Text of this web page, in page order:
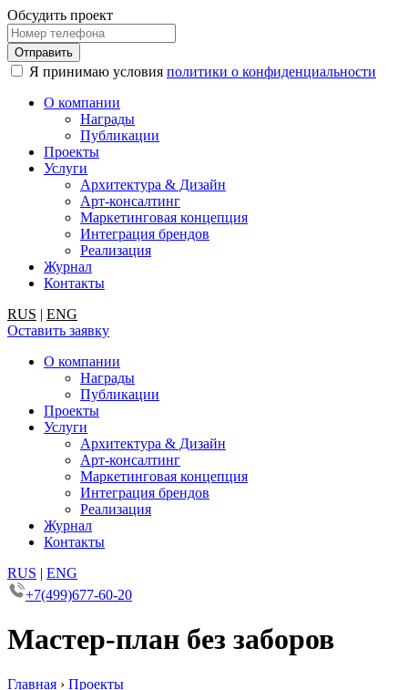
Обсудить проект
Я принимаю условия политики о конфиденциальности
О компании
Награды
Публикации
Проекты
Услуги
Архитектура & Дизайн
Арт-консалтинг
Маркетинговая концепция
Интеграция брендов
Реализация
Журнал
Контакты
RUS | ENG
Оставить заявку
О компании
Награды
Публикации
Проекты
Услуги
Архитектура & Дизайн
Арт-консалтинг
Маркетинговая концепция
Интеграция брендов
Реализация
Журнал
Контакты
RUS | ENG
+7(499)677-60-20
Мастер-план без заборов
Главная › Проекты